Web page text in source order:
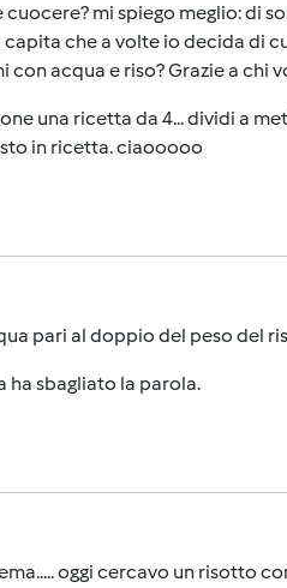
mi spiego meglio: di
che a volte io decida di
con acqua e riso? Grazie a chi
una ricetta da 4... dividi a
in ricetta. ciaooooo
pari al doppio del peso del
ha sbagliato la parola.
oggi cercavo un risotto